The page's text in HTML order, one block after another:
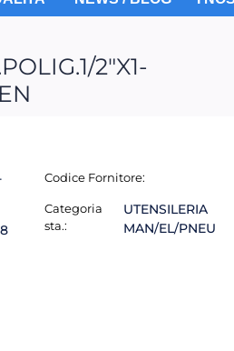
2"X1-
Codice Fornitore:
Categoria
sta.:
UTENSILERIA
MAN/EL/PNEU